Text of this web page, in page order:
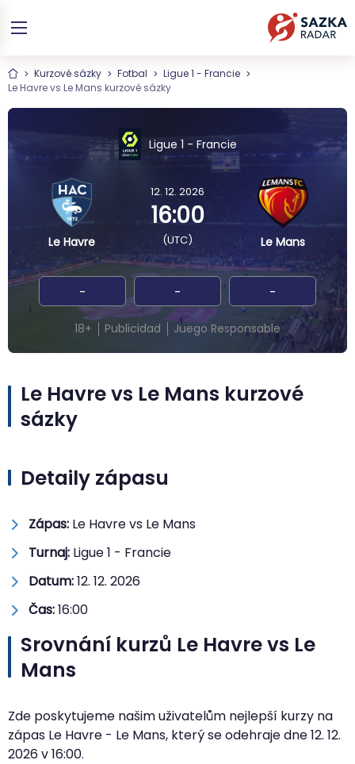
Kurzové sázky Fotbal
Ligue 1 - Francie
Le Havre vs Le Mans kurzové sázky
Ligue 1 - Francie
Le Havre
12. 12. 2026
16:00
(UTC) Le Mans
- - -
18+ Publicidad Juego Responsable
Le Havre vs Le Mans kurzové
sázky
Detaily zápasu
Zápas: Le Havre vs Le Mans
Turnaj: Ligue 1 - Francie
Datum:12. 12. 2026
Čas:16:00
Srovnání kurzů Le Havre vs Le
Mans
Zde poskytujeme našim uživatelům nejlepší kurzy na
zápas Le Havre - Le Mans, který se odehraje dne12. 12.
2026v16:00.